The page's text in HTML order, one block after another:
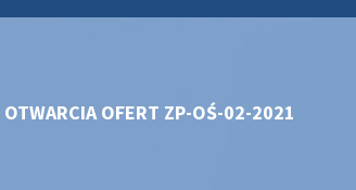
OTWARCIA OFERT ZP-OŚ-02-2021